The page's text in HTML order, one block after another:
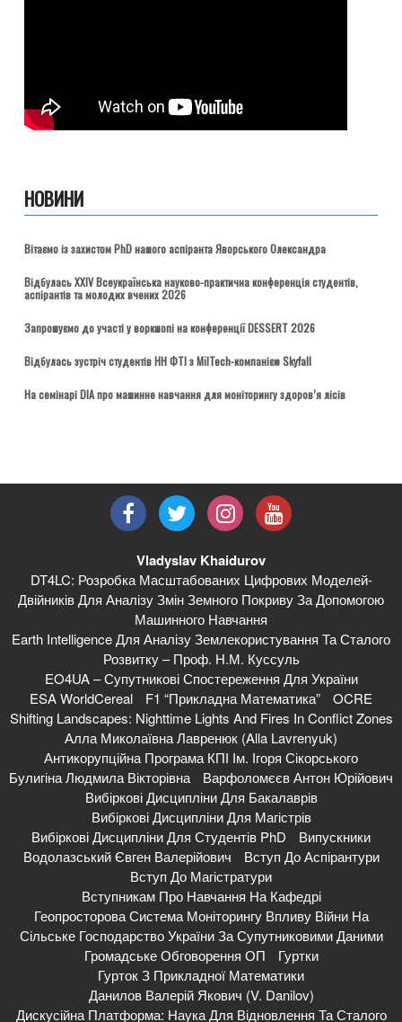
НОВИНИ
Вітаємо із захистом PhD нашого аспіранта Яворського Олександра
Відбулась ХХІV Всеукраїнська науково-практична конференція студентів,
аспірантів та молодих вчених 2026
Запрошуємо до участі у воркшопі на конференції DESSERT 2026
Відбулась зустріч студентів НН ФТІ з MilTech-компанією Skyfall
На семінарі DIA про машинне навчання для моніторингу здоров’я лісів
Vladyslav Khaidurov
DT4LC: Розробка Масштабованих Цифрових Моделей-
Двійників Для Аналізу Змін Земного Покриву За Допомогою
Машинного Навчання
Earth Intelligence Для Аналізу Землекористування Та Сталого
Розвитку – Проф. Н.М. Куссуль
EO4UA – Супутникові Спостереження Для України
ESA WorldCereal
F1 “Прикладна Математика”
OCRE
Shifting Landscapes: Nighttime Lights And Fires In Conflict Zones
Алла Миколаївна Лавренюк (Alla Lavrenyuk)
Антикорупційна Програма КПІ Ім. Ігоря Сікорського
Булигіна Людмила Вікторівна
Варфоломєєв Антон Юрійович
Вибіркові Дисципліни Для Бакалаврів
Вибіркові Дисципліни Для Магістрів
Вибіркові Дисципліни Для Студентів PhD
Випускники
Водолазський Євген Валерійович
Вступ До Аспірантури
Вступ До Магістратури
Вступникам Про Навчання На Кафедрі
Геопросторова Система Моніторингу Впливу Війни На
Сільське Господарство України За Супутниковими Даними
Громадське Обговорення ОП
Гуртки
Гурток З Прикладної Математики
Данилов Валерій Якович (V. Danilov)
Дискусійна Платформа: Наука Для Відновлення Та Сталого